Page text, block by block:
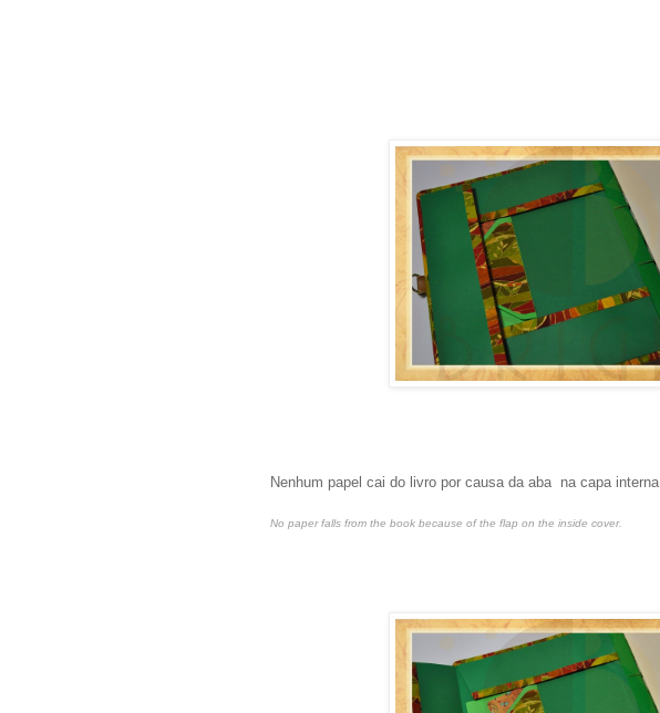
Nenhum papel cai do livro por causa da aba na capa interna.
No paper falls from the book because of the flap on the inside cover.